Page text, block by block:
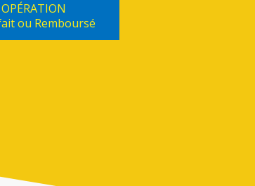
OPÉRATION
ou Remboursé